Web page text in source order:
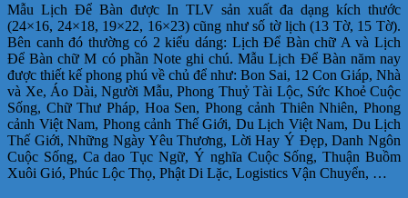
Mẫu Lịch Để Bàn được In TLV sản xuất đa dạng kích thước
(24×16, 24×18, 19×22, 16×23) cũng như số tờ lịch (13 Tờ, 15 Tờ).
Bên canh đó thường có 2 kiểu dáng: Lịch Để Bàn chữ A và Lịch
Để Bàn chữ M có phần Note ghi chú. Mẫu Lịch Để Bàn năm nay
được thiết kế phong phú về chủ để như: Bon Sai, 12 Con Giáp, Nhà
và Xe, Áo Dài, Người Mẫu, Phong Thuỷ Tài Lộc, Sức Khoẻ Cuộc
Sống, Chữ Thư Pháp, Hoa Sen, Phong cảnh Thiên Nhiên, Phong
cảnh Việt Nam, Phong cảnh Thế Giới, Du Lịch Việt Nam, Du Lịch
Thế Giới, Những Ngày Yêu Thương, Lời Hay Ý Đẹp, Danh Ngôn
Cuộc Sống, Ca dao Tục Ngữ, Ý nghĩa Cuộc Sống, Thuận Buồm
Xuôi Gió, Phúc Lộc Thọ, Phật Di Lặc, Logistics Vận Chuyển, …